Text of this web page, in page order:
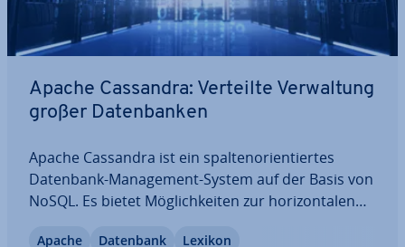
Apache Cassandra: Verteilte Ver­wal­tung
großer Da­ten­ban­ken
Apache Cassandra ist ein spal­ten­ori­en­tier­tes
Datenbank-Ma­nage­ment-System auf der Basis von
NoSQL. Es bietet Mög­lich­kei­ten zur ho­ri­zon­ta­len
Apache Datenbank Lexikon